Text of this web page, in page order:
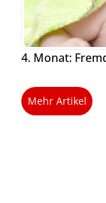
4. Monat:
Mehr Artikel